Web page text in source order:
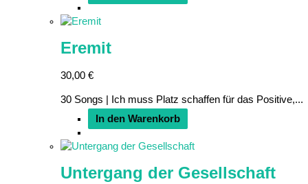
Eremit
30,00 €
30 Songs | Ich muss Platz schaffen für das Positive,...
In den Warenkorb
Untergang der Gesellschaft